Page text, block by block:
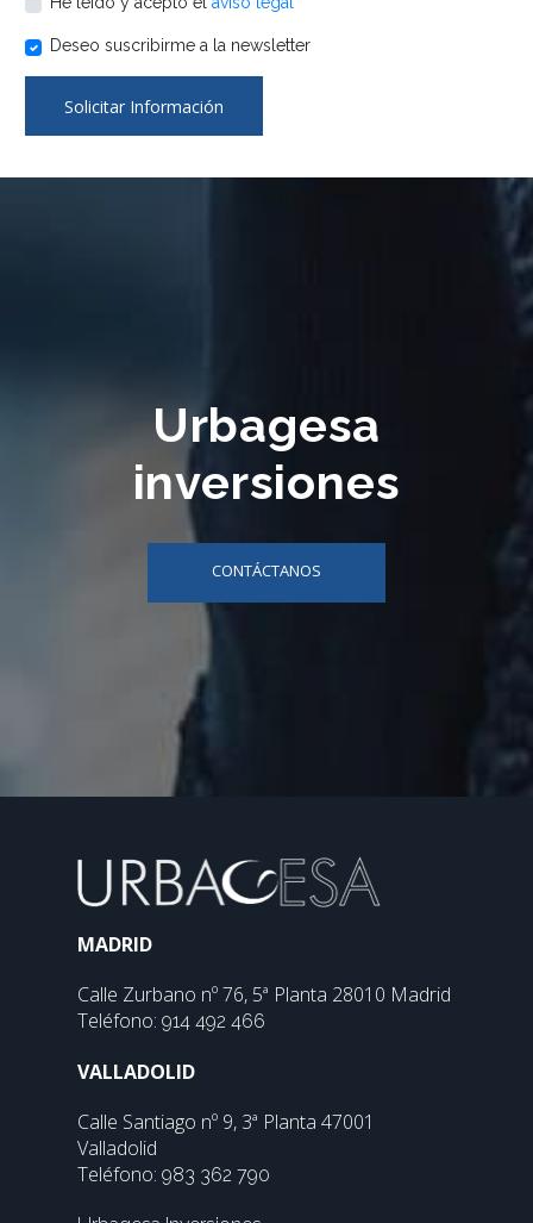
Deseo suscribirme a la newsletter
Solicitar Información
Urbagesa
inversiones
CONTÁCTANOS
MADRID
Calle Zurbano nº 76, 5ª Planta 28010 Madrid
Teléfono: 914 492 466
VALLADOLID
Calle Santiago nº 9, 3ª Planta 47001
Valladolid
Teléfono: 983 362 790